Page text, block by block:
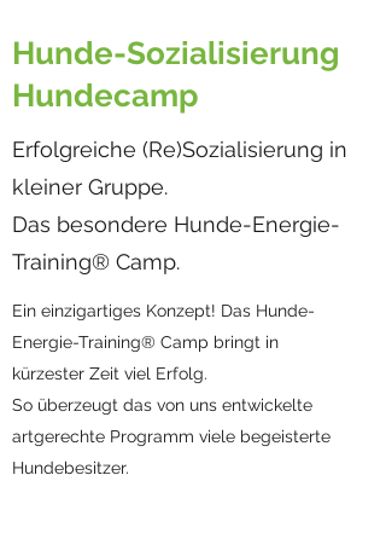
Hunde-Sozialisierung
Hundecamp
Erfolgreiche (Re)Sozialisierung in
kleiner Gruppe.
Das besondere Hunde-Energie-
Training® Camp.
Ein einzigartiges Konzept! Das Hunde-
Energie-Training® Camp bringt in
kürzester Zeit viel Erfolg.
So überzeugt das von uns entwickelte
artgerechte Programm viele begeisterte
Hundebesitzer.